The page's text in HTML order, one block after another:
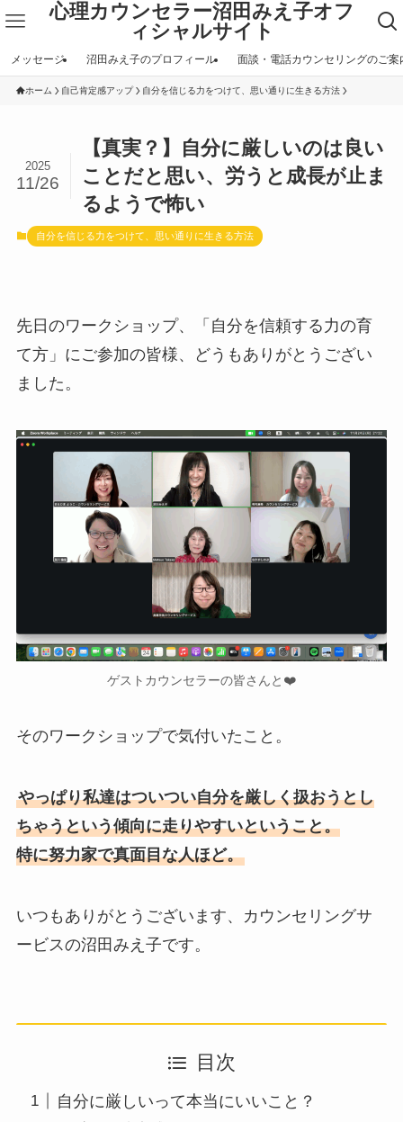
心理カウンセラー沼田みえ子オフ
ィシャルサイト
メッセージ 沼田みえ子のプロフィール 面談・電話カウンセリングのご案
ホーム 自己肯定感アップ 自分を信じる力をつけて、思い通りに生きる方法
【真実？】自分に厳しいのは良い
ことだと思い、労うと成長が止ま
るようで怖い
2025
11/26
自分を信じる力をつけて、思い通りに生きる方法
先日のワークショップ、「自分を信頼する力の育
て方」にご参加の皆様、どうもありがとうござい
ました。
ゲストカウンセラーの皆さんと❤️
そのワークショップで気付いたこと。
やっぱり私達はついつい自分を厳しく扱おうとし
ちゃうという傾向に走りやすいということ。
特に努力家で真面目な人ほど。
いつもありがとうございます、カウンセリングサ
ービスの沼田みえ子です。
目次
自分に厳しいって本当にいいこと？